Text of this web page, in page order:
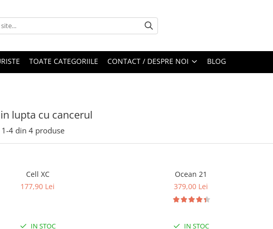
TOATE CATEGORIILE CONTACT / DESPRE NOI BLOG
lupta cu cancerul
1-4 din 4 produse
Cell XC
177,90 Lei
IN STOC
Ocean 21
379,00 Lei
IN STOC